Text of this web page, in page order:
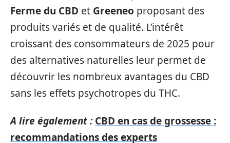
Ferme du CBD et Greeneo proposant des
produits variés et de qualité. L’intérêt
croissant des consommateurs de 2025 pour
des alternatives naturelles leur permet de
découvrir les nombreux avantages du CBD
sans les effets psychotropes du THC.
A lire également : CBD en cas de grossesse :
recommandations des experts